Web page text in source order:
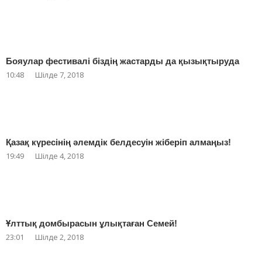
Бояулар фестивалі біздің жастарды да қызықтыруда
10:48 Шілде 7, 2018
Қазақ күресінің әлемдік белдесуін жіберіп алмаңыз!
19:49 Шілде 4, 2018
Ұлттық домбырасын ұлықтаған Семей!
23:01 Шілде 2, 2018